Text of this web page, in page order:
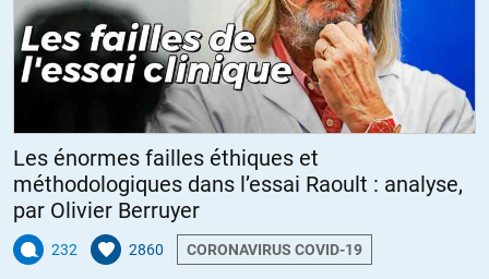
Les énormes failles éthiques et
méthodologiques dans l’essai Raoult : analyse,
par Olivier Berruyer
232 2860 CORONAVIRUS COVID-19